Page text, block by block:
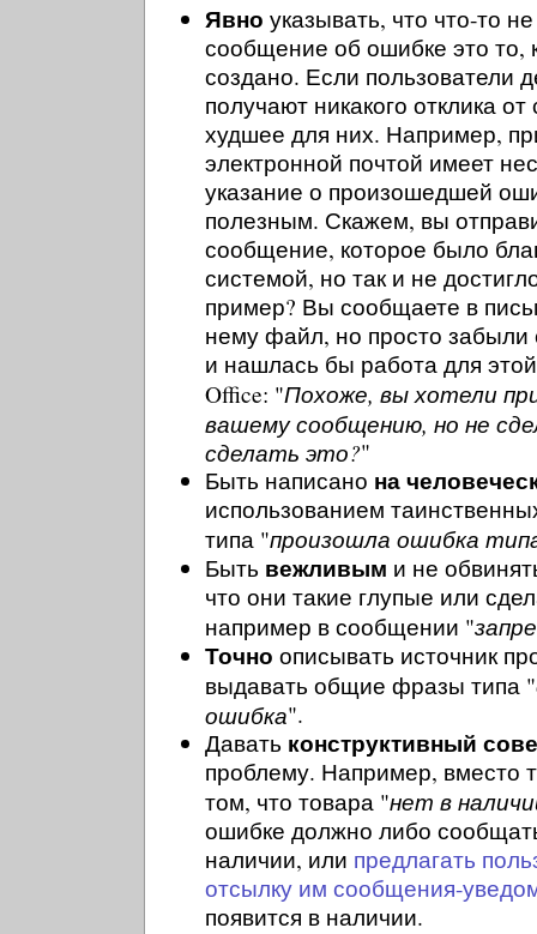
Явно указывать, что что-то
сообщение об ошибке это то,
создано. Если пользователи
получают никакого отклика
худшее для них. Например,
электронной почтой имеет
указание о произошедшей
полезным. Скажем, вы
сообщение, которое было
системой, но так и не
пример? Вы сообщаете в
нему файл, но просто забыли
и нашлась бы работа для
Office: "Похоже, вы хотели
вашему сообщению, но не
сделать это?"
Быть написано на
использованием
типа "произошла ошибка
Быть вежливым и не
что они такие глупые или
например в сообщении "
Точно описывать источник
выдавать общие фразы типа "
ошибка".
Давать конструктивный
проблему. Например, вместо
том, что товара "нет в
ошибке должно либо
наличии, или предлагать
отсылку им сообщения-
появится в наличии.